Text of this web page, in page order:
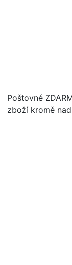
Poštovné
zboží kromě